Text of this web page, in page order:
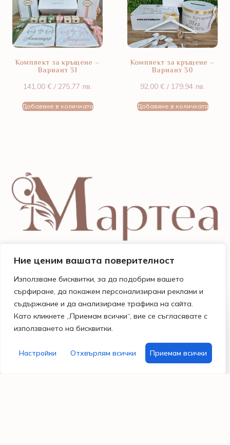
Ние ценим вашата поверителност
Използваме бисквитки, за да подобрим вашето
сърфиране, да покажем персонализирани реклами и
съдържание и да анализираме трафика на сайта.
Като кликнете „Приемам всички“, вие се съгласявате с
използването на бисквитки.
Настройки Отхвърлям всички Приемам всички
Комплект за кръщене –
Вариант 31
141,00 € / 275,77 лв.
Добавяне в количката
Комплект за кръщене –
Вариант 30
92,00 € / 179,94 лв.
Добавяне в количката
Магазини
и
време
Бързи
линкове
Информация
условия
Политика за
Помощ
контакти
Моят
акаунт